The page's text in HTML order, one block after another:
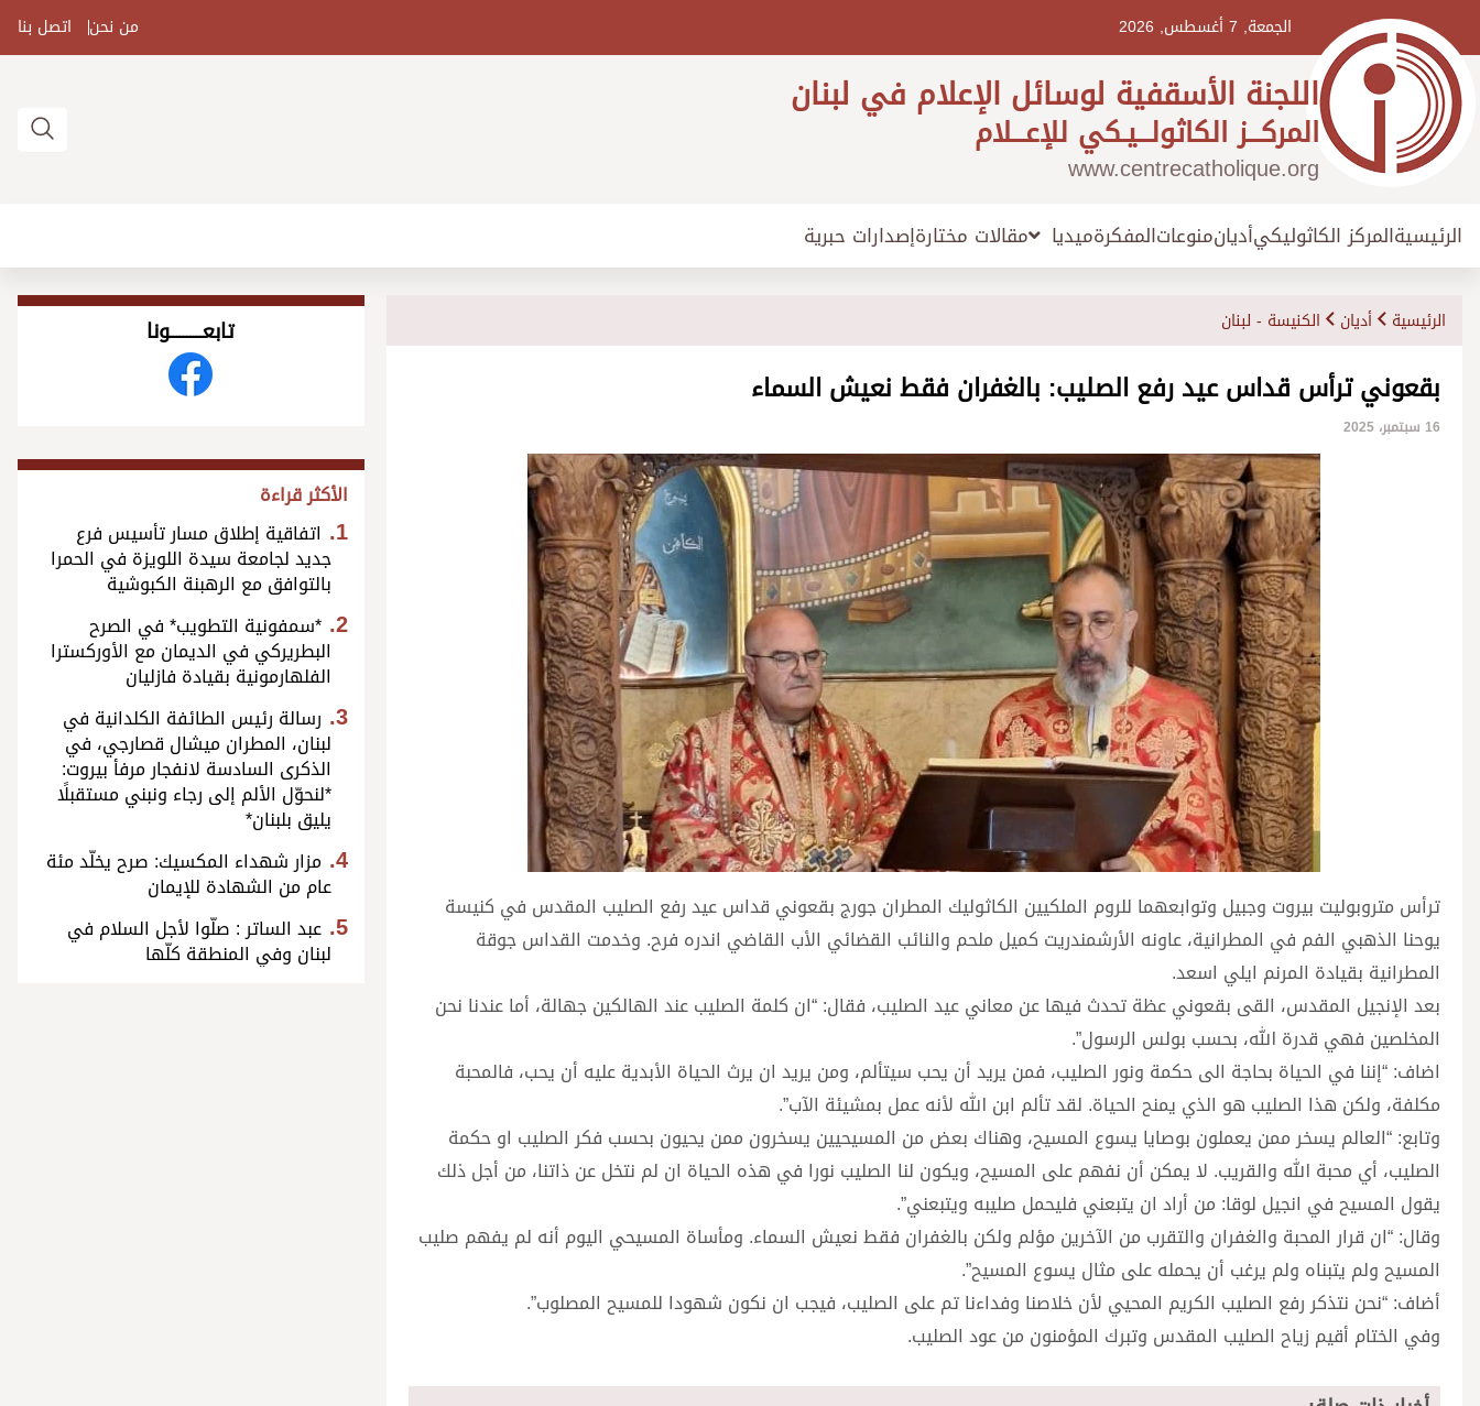
الجمعة, 7 أغسطس, 2026 من نحن اتصل بنا
اللجنة الأسقفية لوسائل الإعلام في لبنان
المركـــز الكاثولـــيـكي للإعـــلام
www.centrecatholique.org
الرئيسيةالمركز الكاثوليكيأديانمنوعاتالمفكرةميديا مقالات مختارةإصدارات حبرية
الرئيسية أديان الكنيسة - لبنان
بقعوني ترأس قداس عيد رفع الصليب: بالغفران فقط نعيش السماء
16 سبتمبر، 2025
ترأس متروبوليت بيروت وجبيل وتوابعهما للروم الملكيين الكاثوليك المطران جورج بقعوني قداس عيد رفع الصليب المقدس في كنيسة
يوحنا الذهبي الفم في المطرانية، عاونه الأرشمندريت كميل ملحم والنائب القضائي الأب القاضي اندره فرح. وخدمت القداس جوقة
المطرانية بقيادة المرنم ايلي اسعد.
بعد الإنجيل المقدس، القى بقعوني عظة تحدث فيها عن معاني عيد الصليب، فقال: “ان كلمة الصليب عند الهالكين جهالة، أما عندنا نحن
المخلصين فهي قدرة الله، بحسب بولس الرسول”.
اضاف: “إننا في الحياة بحاجة الى حكمة ونور الصليب، فمن يريد أن يحب سيتألم، ومن يريد ان يرث الحياة الأبدية عليه أن يحب، فالمحبة
مكلفة، ولكن هذا الصليب هو الذي يمنح الحياة. لقد تألم ابن الله لأنه عمل بمشيئة الآب”.
وتابع: “العالم يسخر ممن يعملون بوصايا يسوع المسيح، وهناك بعض من المسيحيين يسخرون ممن يحيون بحسب فكر الصليب او حكمة
الصليب، أي محبة الله والقريب. لا يمكن أن نفهم على المسيح، ويكون لنا الصليب نورا في هذه الحياة ان لم نتخل عن ذاتنا، من أجل ذلك
يقول المسيح في انجيل لوقا: من أراد ان يتبعني فليحمل صليبه ويتبعني”.
وقال: “ان قرار المحبة والغفران والتقرب من الآخرين مؤلم ولكن بالغفران فقط نعيش السماء. ومأساة المسيحي اليوم أنه لم يفهم صليب
المسيح ولم يتبناه ولم يرغب أن يحمله على مثال يسوع المسيح”.
أضاف: “نحن نتذكر رفع الصليب الكريم المحيي لأن خلاصنا وفداءنا تم على الصليب، فيجب ان نكون شهودا للمسيح المصلوب”.
وفي الختام أقيم زياح الصليب المقدس وتبرك المؤمنون من عود الصليب.
تابعــــــــــونا
الأكثر قراءة
اتفاقية إطلاق مسار تأسيس فرع
جديد لجامعة سيدة اللويزة في الحمرا
بالتوافق مع الرهبنة الكبوشية
*سمفونية التطويب* في الصرح
البطريركي في الديمان مع الأوركسترا
الفلهارمونية بقيادة فازليان
رسالة رئيس الطائفة الكلدانية في
لبنان، المطران ميشال قصارجي، في
الذكرى السادسة لانفجار مرفأ بيروت:
*لنحوّل الألم إلى رجاء ونبني مستقبلًا
يليق بلبنان*
مزار شهداء المكسيك: صرح يخلّد مئة
عام من الشهادة للإيمان
عبد الساتر : صلّوا لأجل السلام في
لبنان وفي المنطقة كلّها